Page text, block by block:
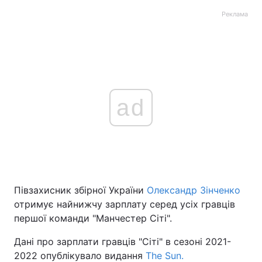
Реклама
ad
Півзахисник збірної України Олександр Зінченко
отримує найнижчу зарплату серед усіх гравців
першої команди "Манчестер Сіті".
Дані про зарплати гравців "Сіті" в сезоні 2021-
2022 опублікувало видання The Sun.